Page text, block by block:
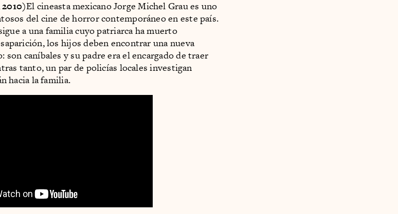
El cineasta mexicano Jorge Michel Grau es uno
del cine de horror contemporáneo en este país.
a una familia cuyo patriarca ha muerto
los hijos deben encontrar una nueva
caníbales y su padre era el encargado de traer
tanto, un par de policías locales investigan
hacia la familia.